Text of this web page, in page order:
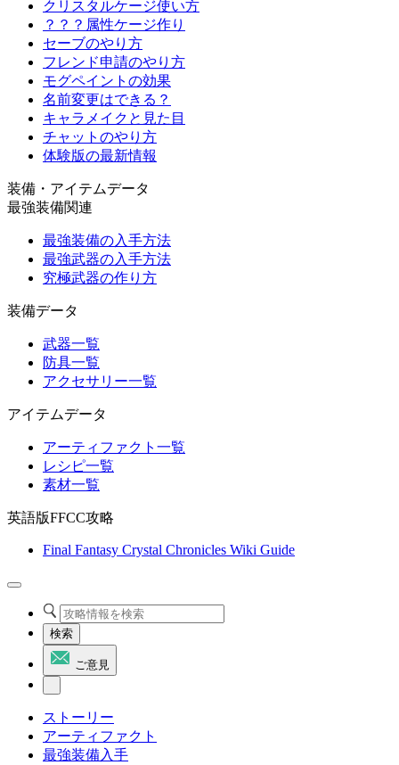
クリスタルケージ使い方
？？？属性ケージ作り
セーブのやり方
フレンド申請のやり方
モグペイントの効果
名前変更はできる？
キャラメイクと見た目
チャットのやり方
体験版の最新情報
装備・アイテムデータ
最強装備関連
最強装備の入手方法
最強武器の入手方法
究極武器の作り方
装備データ
武器一覧
防具一覧
アクセサリー一覧
アイテムデータ
アーティファクト一覧
レシピ一覧
素材一覧
英語版FFCC攻略
Final Fantasy Crystal Chronicles Wiki Guide
検索
ご意見
ストーリー
アーティファクト
最強装備入手